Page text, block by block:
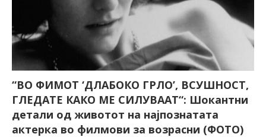
“ВО ФИМОТ ‘ДЛАБОКО ГРЛО’, ВСУШНОСТ,
ГЛЕДАТЕ КАКО МЕ СИЛУВААТ“: Шокантни
детали од животот на најпознатата
актерка во филмови за возрасни (ФОТО)